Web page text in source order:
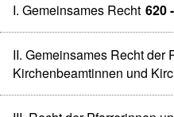
I. Gemeinsames Recht 620
II. Gemeinsames Recht der
Kirchenbeamtinnen und